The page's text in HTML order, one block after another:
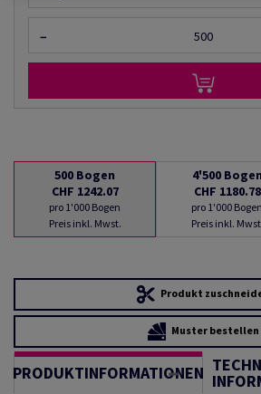
−
500 Bogen
CHF 1242.07
pro 1'000 Bogen
Preis inkl. Mwst.
4'500 Bogen
CHF 1180.78
pro 1'000 Bogen
Preis inkl.
Produkt
Muster bestellen
PRODUKTINFORMATIONEN